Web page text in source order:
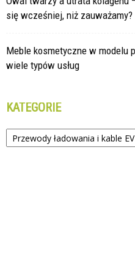
się wcześniej, niż zauważamy?
Meble kosmetyczne w modelu
wiele typów usług
KATEGORIE
Kategorie